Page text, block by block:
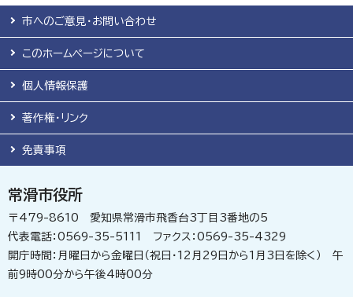
市へのご意見・お問い合わせ
このホームページについて
個人情報保護
著作権・リンク
免責事項
常滑市役所
〒479-8610 愛知県常滑市飛香台3丁目3番地の5
代表電話：0569-35-5111 ファクス：0569-35-4329
開庁時間：月曜日から金曜日（祝日・12月29日から1月3日を除く） 午
前9時00分から午後4時00分